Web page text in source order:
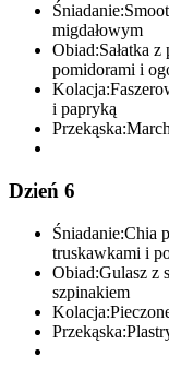
Śniadanie:
migdałowym
Obiad:Sałatka
pomidorami i
Kolacja:
i papryką
Przekąska:
Dzień 6
Śniadanie:Chia
truskawkami i
Obiad:Gulasz z
szpinakiem
Kolacja:
Przekąska: